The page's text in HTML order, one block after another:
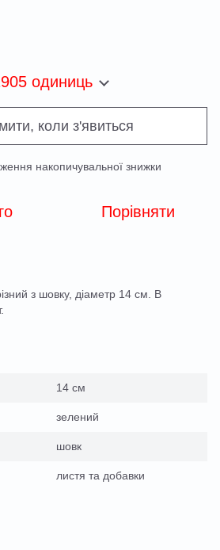
одиниць
коли з'явиться
накопичувальної знижки
Порівняти
з шовку, діаметр 14 см. В
14 см
зелений
шовк
листя та добавки